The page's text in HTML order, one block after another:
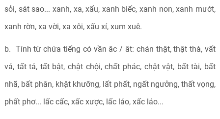
sỏi, sát sao... xanh, xa, xấu, xanh biếc, xanh non, xanh mướt,
xanh rờn, xa vời, xa xôi, xấu xí, xum xuê.
b. Tính từ chứa tiếng có vần âc / ât: chán thật, thật thà, vất
vả, tất tả, tất bật, chật chội, chất phác, chật vật, bất tài, bất
nhã, bất phân, khật khưỡng, lất phất, ngất ngưởng, thất vọng,
phất phơ... lấc cấc, xấc xược, lấc láo, xấc láo...